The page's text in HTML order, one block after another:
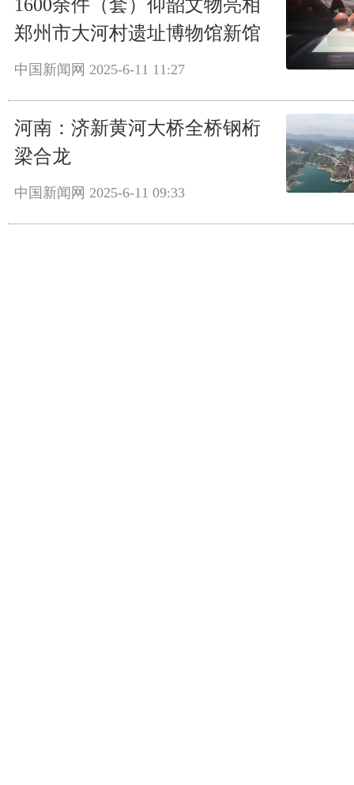
1600余件（套）仰韶文物亮相
郑州市大河村遗址博物馆新馆
中国新闻网 2025-6-11 11:27
河南：济新黄河大桥全桥钢桁
梁合龙
中国新闻网 2025-6-11 09:33